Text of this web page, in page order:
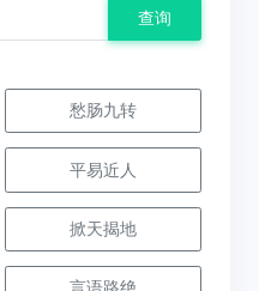
查询
愁肠九转
平易近人
掀天揭地